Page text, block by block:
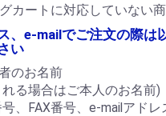
カートに対応していない
、e-mailでご注文の際は
い
のお名前
る場合はご本人のお名前)
、FAX番号、e-mailアドレ